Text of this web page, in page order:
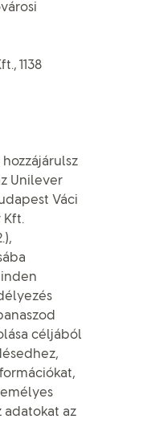
1138
Unilever
Váci
Kft.
céljából
adatokat az